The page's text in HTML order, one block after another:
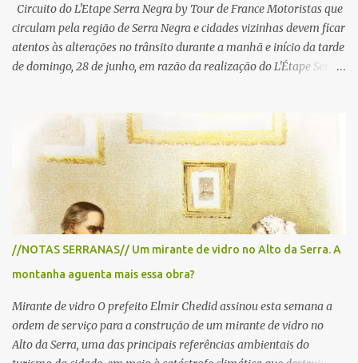
Circuito do L'Etape Serra Negra by Tour de France Motoristas que
circulam pela região de Serra Negra e cidades vizinhas devem ficar
atentos às alterações no trânsito durante a manhã e início da tarde
de domingo, 28 de junho, em razão da realização do L'Étape Serra
reunirá atletas de diferentes regiões do país e terá percursos
passando pelos municípios de Serra Negra, Amparo, Monte Alegre
do Sul, Lindoia e Socorro. Para garantir a segurança dos
participantes e do público, diversos trechos de rodovias e estradas
da região serão interditados temporariamente ao longo da prova.
A largada será na Rua Coronel Pedro Penteado, em Serra Negra,
para cerca de 2.000 ciclistas, às 6h30. De acordo com o
cronograma da organização e de todas as prefeituras envolvidas,
as interdições ocorrerão de forma programada e os trechos serão
//NOTAS SERRANAS// Um mirante de vidro no Alto da Serra. A
montanha aguenta mais essa obra?
Mirante de vidro O prefeito Elmir Chedid assinou esta semana a
ordem de serviço para a construção de um mirante de vidro no
Alto da Serra, uma das principais referências ambientais do